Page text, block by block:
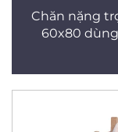
Chăn nặng
60x80